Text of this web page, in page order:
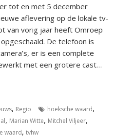
tot en met 5 december
aflevering op de lokale tv-
van vorig jaar heeft Omroep
De telefoon is
er is een complete
met een grotere cast…
, Regio hoeksche waard,
, Marian Witte, Mitchel Viljeer,
waard,tvhw